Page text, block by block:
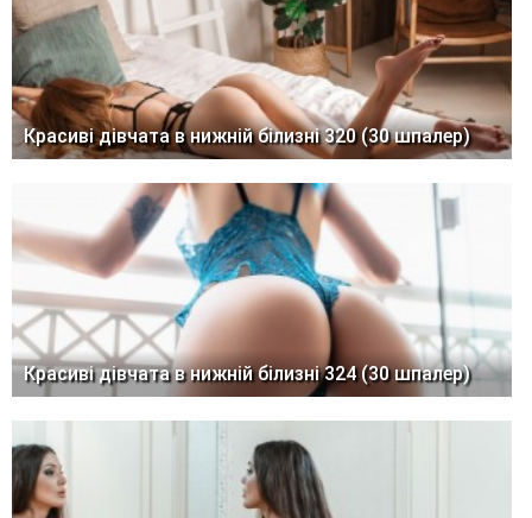
Красиві дівчата в нижній білизні 320 (30 шпалер)
Красиві дівчата в нижній білизні 324 (30 шпалер)